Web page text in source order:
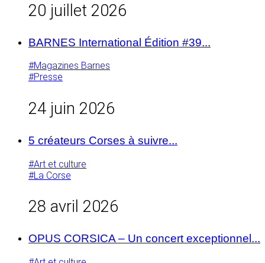
20 juillet 2026
BARNES International Édition #39...
#Magazines Barnes
#Presse
24 juin 2026
5 créateurs Corses à suivre...
#Art et culture
#La Corse
28 avril 2026
OPUS CORSICA – Un concert exceptionnel...